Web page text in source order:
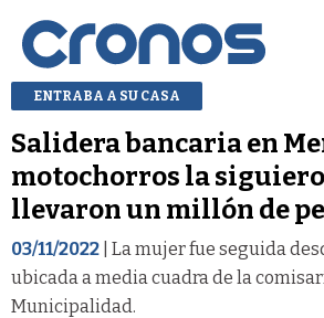
ENTRABA A SU CASA
Salidera bancaria en
motochorros la
llevaron un millón de
03/11/2022 | La mujer fue seguida
ubicada a media cuadra de la
Municipalidad.